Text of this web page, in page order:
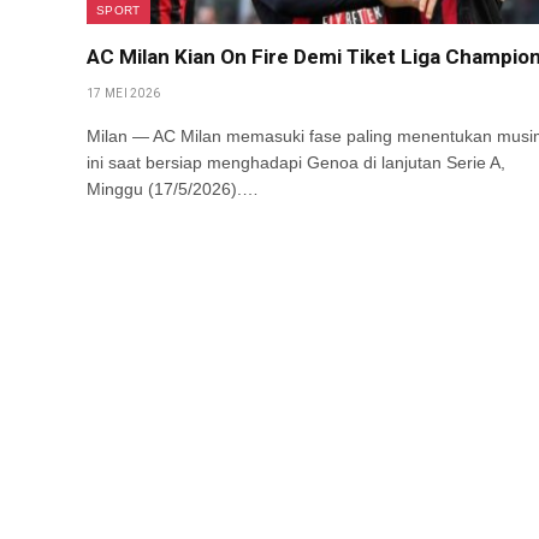
SPORT
AC Milan Kian On Fire Demi Tiket Liga
17 MEI 2026
Milan — AC Milan memasuki fase paling menentukan
ini saat bersiap menghadapi Genoa di lanjutan Serie A,
Minggu (17/5/2026).…